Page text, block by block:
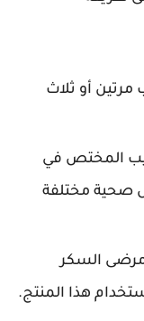
أو ثلاث
المختص في
صحية مختلفة
السكر
هذا المنتج.